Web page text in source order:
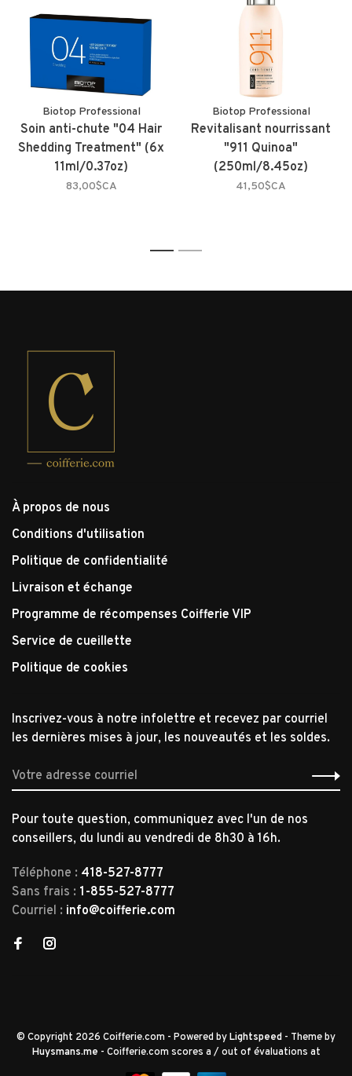
Biotop Professional
Soin anti-chute "04 Hair
Shedding Treatment" (6x
11ml/0.37oz)
83,00$CA
Biotop Professional
Revitalisant nourrissant
"911 Quinoa"
(250ml/8.45oz)
41,50$CA
1 2
À propos de nous
Conditions d'utilisation
Politique de confidentialité
Livraison et échange
Programme de récompenses Coifferie VIP
Service de cueillette
Politique de cookies
Inscrivez-vous à notre infolettre et recevez par courriel
les dernières mises à jour, les nouveautés et les soldes.
Pour toute question, communiquez avec l'un de nos
conseillers, du lundi au vendredi de 8h30 à 16h.
Téléphone : 418-527-8777
Sans frais : 1-855-527-8777
Courriel : info@coifferie.com
© Copyright 2026 Coifferie.com - Powered byLightspeed - Theme by
Huysmans.me - Coifferie.com scores a / out of évaluations at